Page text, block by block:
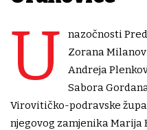
U
nazočnosti
Zorana
Andreja
Sabora
Virovitičko-podravske
njegovog zamjenika